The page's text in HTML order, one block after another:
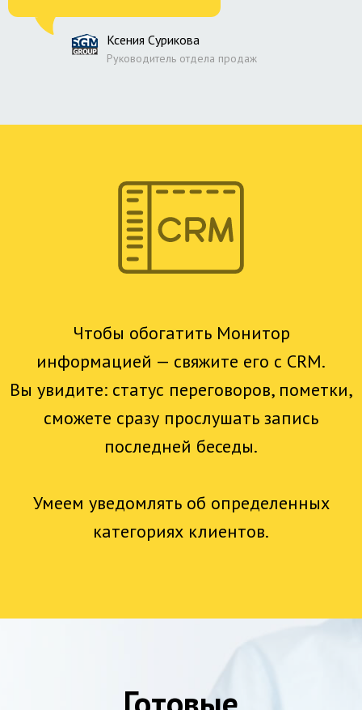
Ксения Сурикова
Руководитель отдела продаж
Чтобы обогатить Монитор
информацией — свяжите его с CRM.
Вы увидите: статус переговоров, пометки,
сможете сразу прослушать запись
последней беседы.
Умеем уведомлять об определенных
категориях клиентов.